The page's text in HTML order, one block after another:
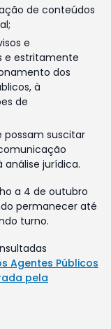
de conteúdos
e
e estritamente
dos
à
de
possam suscitar
análise jurídica.
a 4 de outubro
permanecer até
turno.
Agentes Públicos
pela